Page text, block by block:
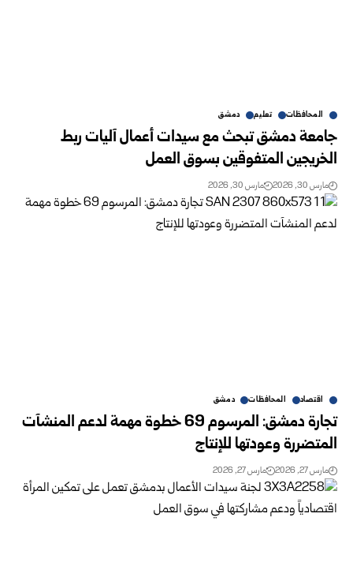
المحافظات تعليم دمشق
جامعة دمشق تبحث مع سيدات أعمال آليات ربط
الخريجين المتفوقين بسوق العمل
مارس 30, 2026 مارس 30, 2026
اقتصاد المحافظات دمشق
تجارة دمشق: المرسوم 69 خطوة مهمة لدعم المنشآت
المتضررة وعودتها للإنتاج
مارس 27, 2026 مارس 27, 2026